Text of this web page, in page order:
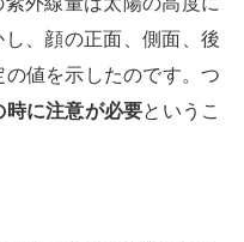
、顔の正面、側面、後
値を示したのです。つ
時に注意が必要というこ